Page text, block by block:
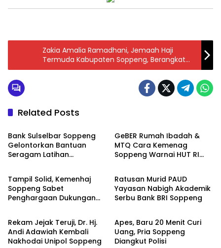
Zakia Amalia Ramadhani, Jemaah Haji
Termuda Kabupaten Soppeng, Berangkat
Haji Gantiin Mama
Related Posts
Daerah
Bank Sulselbar Soppeng
Gelontorkan Bantuan
Seragam Latihan
GeBER Rumah Ibadah &
MTQ Cara Kemenag
Soppeng Warnai HUT RI
Daerah
Tampil Solid, Kemenhaj
Soppeng Sabet
Penghargaan Dukungan
Daerah
Ratusan Murid PAUD
Yayasan Nabigh Akademik
Serbu Bank BRI Soppeng
Daerah
Rekam Jejak Teruji, Dr. Hj.
Andi Adawiah Kembali
Nakhodai Unipol Soppeng
Daerah
Apes, Baru 20 Menit Curi
Uang, Pria Soppeng
Diangkut Polisi